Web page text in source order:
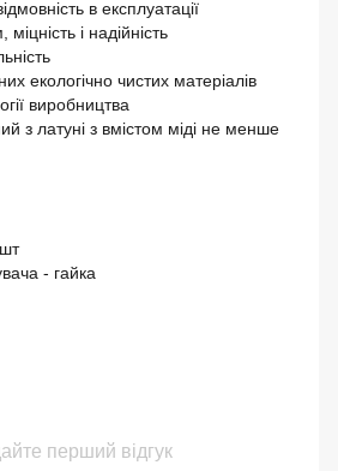
в експлуатації
і надійність
екологічно чистих матеріалів
виробництва
з латуні з вмістом міді не менше
- гайка
перший відгук